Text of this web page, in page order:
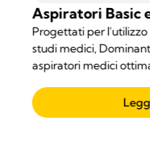
Aspiratori Basic
Progettati per l'utilizzo
studi medici,
aspiratori medici